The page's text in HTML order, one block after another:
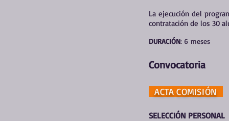
La ejecución del
contratación de los 30
DURACIÓN: 6
Convocatoria
ACTA COMISIÓN
SELECCIÓN PERSONAL